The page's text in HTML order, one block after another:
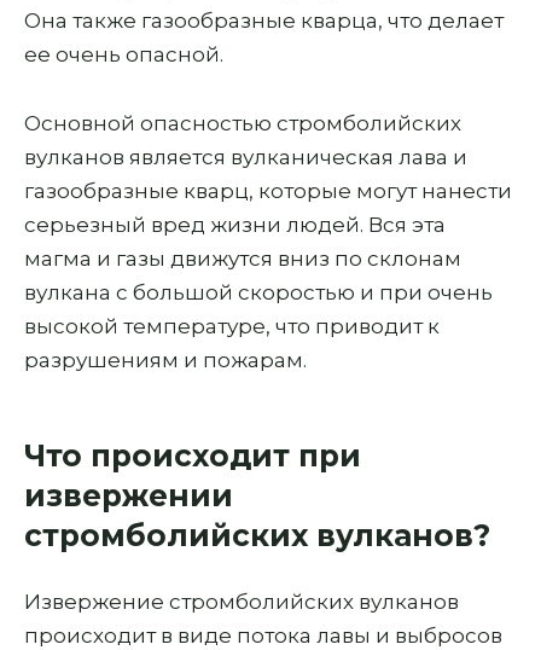
Она также газообразные кварца, что делает
ее очень опасной.
Основной опасностью стромболийских
вулканов является вулканическая лава и
газообразные кварц, которые могут нанести
серьезный вред жизни людей. Вся эта
магма и газы движутся вниз по склонам
вулкана с большой скоростью и при очень
высокой температуре, что приводит к
разрушениям и пожарам.
Что происходит при
извержении
стромболийских вулканов?
Извержение стромболийских вулканов
происходит в виде потока лавы и выбросов